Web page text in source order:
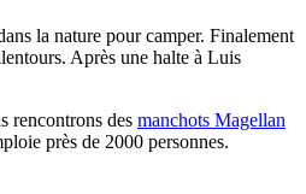
la nature pour camper. Finalement
Après une halte à Luis
rencontrons des manchots Magellan
près de 2000 personnes.